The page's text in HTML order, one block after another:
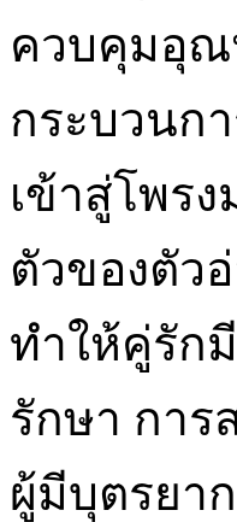
ควบคุมอุณ
กระบวนก
เข้าสู่โพร
ตัวของตัว
ทำให้คู่รัก
รักษา กา
ผู้มีบุตรยา